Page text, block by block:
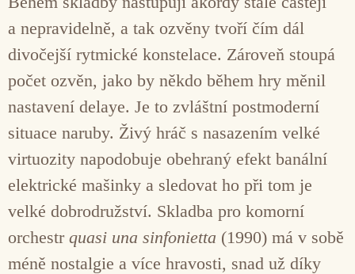
a nepravidelně, a tak ozvěny tvoří čím dál
divočejší rytmické konstelace. Zároveň stoupá
počet ozvěn, jako by někdo během hry měnil
nastavení delaye. Je to zvláštní postmoderní
situace naruby. Živý hráč s nasazením velké
virtuozity napodobuje obehraný efekt banální
elektrické mašinky a sledovat ho při tom je
velké dobrodružství. Skladba pro komorní
orchestr quasi una sinfonietta (1990) má v sobě
méně nostalgie a více hravosti, snad už díky